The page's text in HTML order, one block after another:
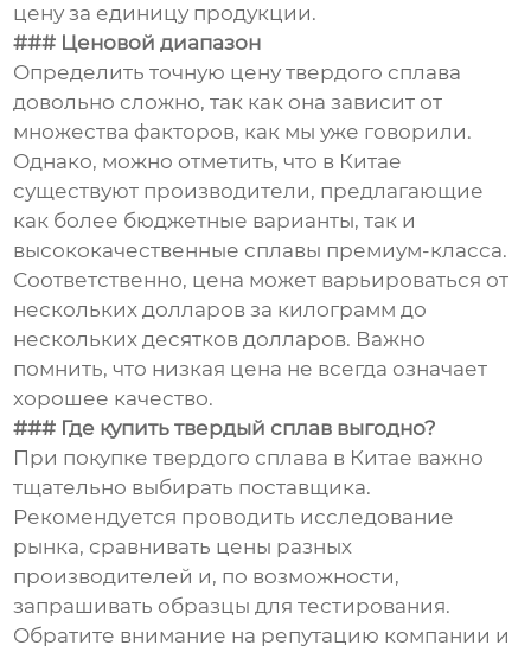
цену за единицу продукции.
### Ценовой диапазон
Определить точную цену твердого сплава
довольно сложно, так как она зависит от
множества факторов, как мы уже говорили.
Однако, можно отметить, что в Китае
существуют производители, предлагающие
как более бюджетные варианты, так и
высококачественные сплавы премиум-класса.
Соответственно, цена может варьироваться от
нескольких долларов за килограмм до
нескольких десятков долларов. Важно
помнить, что низкая цена не всегда означает
хорошее качество.
### Где купить твердый сплав выгодно?
При покупке твердого сплава в Китае важно
тщательно выбирать поставщика.
Рекомендуется проводить исследование
рынка, сравнивать цены разных
производителей и, по возможности,
запрашивать образцы для тестирования.
Обратите внимание на репутацию компании и